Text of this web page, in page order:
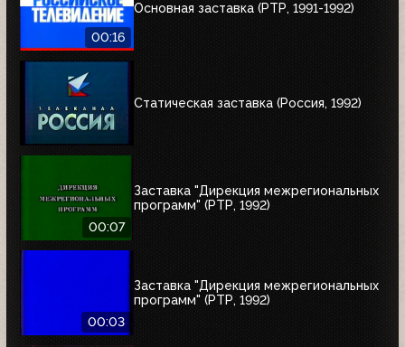
00:16
Основная заставка (РТР, 1991-1992)
Статическая заставка (Россия, 1992)
00:07
Заставка "Дирекция межрегиональных
программ" (РТР, 1992)
00:03
Заставка "Дирекция межрегиональных
программ" (РТР, 1992)